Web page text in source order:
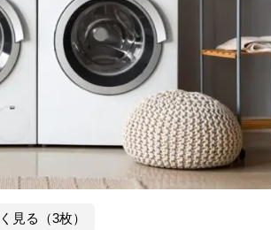
見る（3枚）